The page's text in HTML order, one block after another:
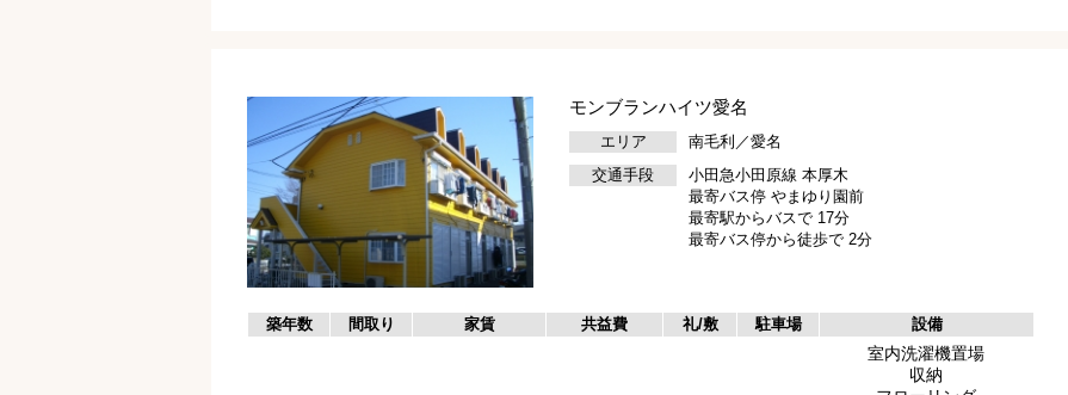
モンブランハイツ愛名
エリア
南毛利／愛名
交通手段
小田急小田原線 本厚木
最寄バス停 やまゆり園前
最寄駅からバスで 17分
最寄バス停から徒歩で 2分
築年数 間取り 家賃 共益費 礼/敷 駐車場 設備
室内洗濯機置場
収納